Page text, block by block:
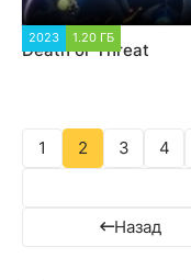
2023 1.20 ГБ
Death or Threat
Назад
1 2 3 4